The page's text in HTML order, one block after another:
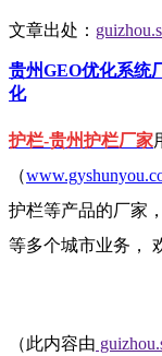
文章出处：
贵州GEO优化系统
化
护栏-贵州护栏厂家
（
护栏等产品的厂家
等多个城市业务，
（此内容由